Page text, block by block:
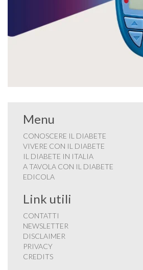
Menu
CONOSCERE IL DIABETE
VIVERE CON IL DIABETE
IL DIABETE IN ITALIA
A TAVOLA CON IL DIABETE
EDICOLA
Link utili
CONTATTI
NEWSLETTER
DISCLAIMER
PRIVACY
CREDITS